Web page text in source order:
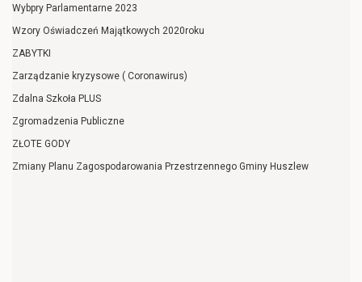
Wybpry Parlamentarne 2023
Wzory Oświadczeń Majątkowych 2020roku
ZABYTKI
Zarządzanie kryzysowe ( Coronawirus)
Zdalna Szkoła PLUS
Zgromadzenia Publiczne
ZŁOTE GODY
Zmiany Planu Zagospodarowania Przestrzennego Gminy Huszlew